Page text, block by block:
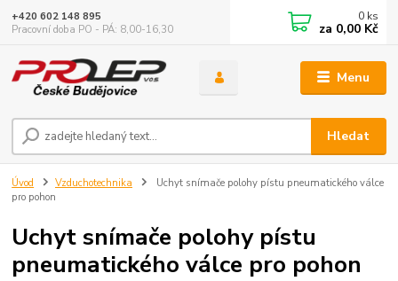
Menu
Hledat
+420 602 148 895
Pracovní doba PO - PÁ: 8,00-16,30
0 ks
za 0,00 Kč
Úvod Vzduchotechnika
Uchyt snímače polohy pístu pneumatického válce
pro pohon
Uchyt snímače polohy pístu
pneumatického válce pro pohon